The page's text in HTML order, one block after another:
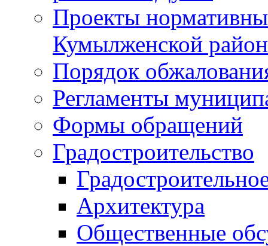
Проекты
Кумылженской
Порядок
Регламенты
Формы обращений
Градостроительство
Архитектура
Общественные